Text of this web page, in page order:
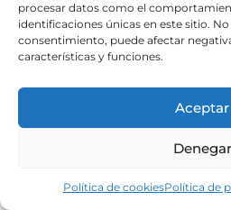
procesar datos como el
identificaciones únicas en este sitio.
consentimiento, puede afectar
características y funciones.
Aceptar
Denegar
Política de cookiesPolítica de